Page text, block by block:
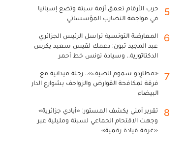
5
حرب الأرقام تعمق أزمة سبتة وتضع إسبانيا
في مواجهة التضارب المؤسساتي
6
المعارضة التونسية تراسل الرئيس الجزائري
عبد المجيد تبون: دعمك لقيس سعيد يكرس
الدكتاتورية.. وسيادة تونس خط أحمر
7
«مطارِدو سموم الصيف».. رحلة ميدانية مع
فرقة لمكافحة القوارض والزواحف بشوارع الدار
البيضاء
8
تقرير أمني يكشف المستور: «أيادي جزائرية»
وجهت الاقتحام الجماعي لسبتة ومليلية عبر
«غرفة قيادة رقمية»